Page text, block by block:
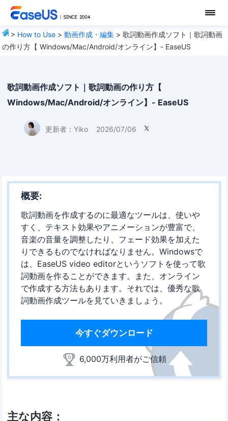
> How to Use >動画作成・編集 > 歌詞動画作成ソフト｜歌詞動画
の作り方【 Windows/Mac/Android/オンライン】- EaseUS
歌詞動画作成ソフト｜歌詞動画の作り方【
Windows/Mac/Android/オンライン】- EaseUS
更新者： Yiko 2026/07/06 
概要:
歌詞動画を作成するのに最適なツールは、使いや
すく、テキスト効果やアニメーションが豊富で、
音楽の音量を調整したり、フェード効果を加えた
りできるものでなければなりません。Windowsで
は、EaseUS video editorというソフトを使って歌
詞動画を作ることができます。また、オンライン
で作成する方法もあります。それでは、優秀な歌
詞動画作成ツールを見ていきましょう。
今すぐダウンロード
6,000万利用者がご信頼
主な内容：